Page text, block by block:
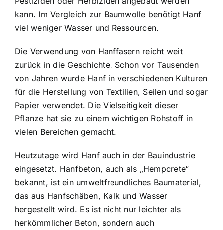
kann. Im Vergleich zur Baumwolle benötigt Hanf
viel weniger Wasser und Ressourcen.
Die Verwendung von Hanffasern reicht weit
zurück in die Geschichte. Schon vor Tausenden
von Jahren wurde Hanf in verschiedenen Kulturen
für die Herstellung von Textilien, Seilen und sogar
Papier verwendet. Die Vielseitigkeit dieser
Pflanze hat sie zu einem wichtigen Rohstoff in
vielen Bereichen gemacht.
Heutzutage wird Hanf auch in der Bauindustrie
eingesetzt. Hanfbeton, auch als „Hempcrete“
bekannt, ist ein umweltfreundliches Baumaterial,
das aus Hanfschäben, Kalk und Wasser
hergestellt wird. Es ist nicht nur leichter als
herkömmlicher Beton, sondern auch